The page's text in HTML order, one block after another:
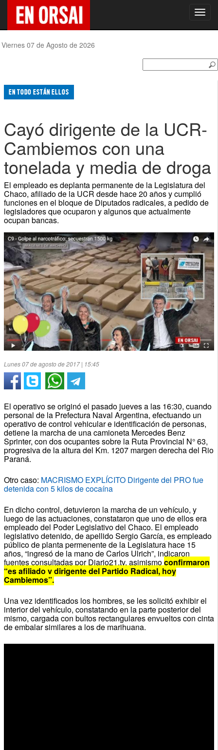
Viernes 07 de Agosto de 2026
EN TODO ESTÁN ELLOS
Cayó dirigente de la UCR-
Cambiemos con una
tonelada y media de droga
El empleado es deplanta permanente de la Legislatura del
Chaco, afiliado de la UCR desde hace 20 años y cumplió
funciones en el bloque de Diputados radicales, a pedido de
legisladores que ocuparon y algunos que actualmente
ocupan bancas.
Lunes 07 de agosto de 2017 | 15:45
El operativo se originó el pasado jueves a las 16:30, cuando
personal de la Prefectura Naval Argentina, efectuando un
operativo de control vehicular e identificación de personas,
detiene la marcha de una camioneta Mercedes Benz
Sprinter, con dos ocupantes sobre la Ruta Provincial N° 63,
progresiva de la altura del Km. 1207 margen derecha del Rio
Paraná.
Otro caso: MACRISMO EXPLÍCITO Dirigente del PRO fue
detenida con 5 kilos de cocaína
En dicho control, detuvieron la marcha de un vehículo, y
luego de las actuaciones, constataron que uno de ellos era
empleado del Poder Legislativo del Chaco. El empleado
legislativo detenido, de apellido Sergio García, es empleado
público de planta permenente de la Legislatura hace 15
años, “ingresó de la mano de Carlos Ulrich”, indicaron
fuentes consultadas por Diario21.tv, asimismoconfirmaron
“es afiliado y dirigente del Partido Radical, hoy
Cambiemos”.
Una vez identificados los hombres, se les solicitó exhibir el
interior del vehículo, constatando en la parte posterior del
mismo, cargada con bultos rectangulares envueltos con cinta
de embalar similares a los de marihuana.